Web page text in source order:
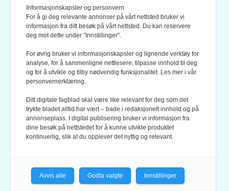
POSTBOKS 9007 GRØNLAND
0133 OSLO
LES OGSÅ:
KONTEKSTS PERSONVERN-POLICY
KONTEKST ER MEDLEM AV FAGPRESSEN OG
VÆR VARSOM-PLAKATEN
Informasjonskapsler og personvern
For å gi deg relevante annonser på vårt nettsted bruker vi
informasjon fra ditt besøk på vårt nettsted. Du kan reservere
deg mot dette under "Innstillinger".
For øvrig bruker vi informasjonskapsler og lignende verktøy for
analyse, for å sammenligne nettlesere, tilpasse innhold til deg
og for å utvikle og tilby nødvendig funksjonalitet. Les mer i vår
personvernerklæring.
Ditt digitale fagblad skal være like relevant for deg som det
trykte bladet alltid har vært – bade i redaksjonelt innhold og på
annonseplass. I digital publisering bruker vi informasjon fra
dine besøk på nettstedet for å kunne utvikle produktet
kontinuerlig, slik at du opplever det nyttig og relevant.
Avvis alle Godta valgte Innstillinger